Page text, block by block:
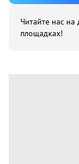
Читайте нас на
площадках!